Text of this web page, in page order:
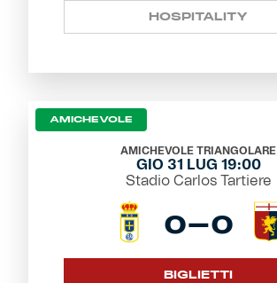
HOSPITALITY
AMICHEVOLE
AMICHEVOLE TRIANGOLARE
GIO 31 LUG 19:00
Stadio Carlos Tartiere
0-0
BIGLIETTI